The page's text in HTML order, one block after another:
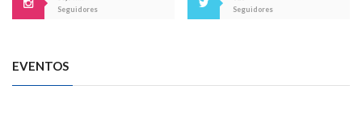
Seguidores
Seguidores
EVENTOS